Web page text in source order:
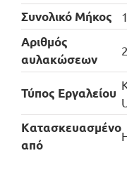
Συνολικό Μήκος
Αριθμός
αυλακώσεων
Τύπος Εργαλείου
Kατασκευασμένο
από